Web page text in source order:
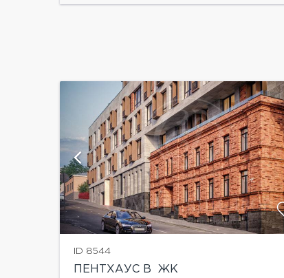
ID 8544
ПЕНТХАУС В ЖК
показать ещё 4 фотографии